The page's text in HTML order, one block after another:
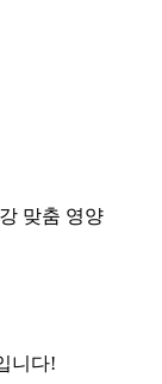
맞춤 영양
니다!